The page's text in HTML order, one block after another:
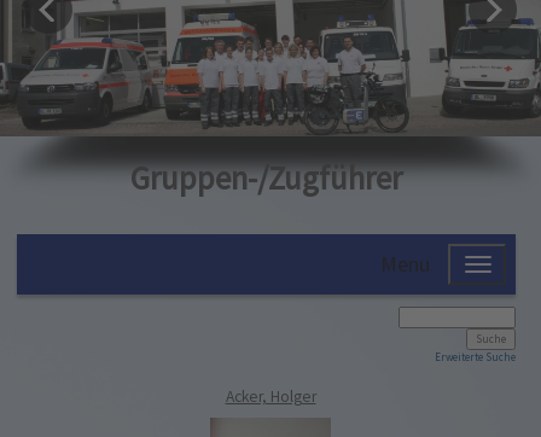
Gruppen-/Zugführer
Menu
Erweiterte Suche
Acker, Holger